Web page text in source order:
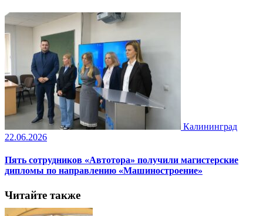
Калининград
22.06.2026
Пять сотрудников «Автотора» получили магистерские
дипломы по направлению «Машиностроение»
Читайте также